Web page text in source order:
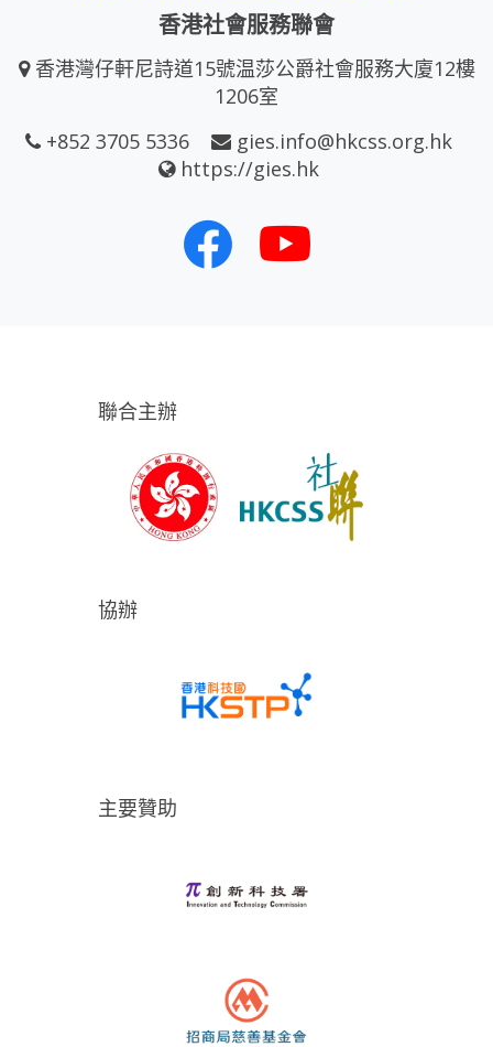
香港社會服務聯會
香港灣仔軒尼詩道15號温莎公爵社會服務大廈12樓
1206室
+852 3705 5336
gies.info@hkcss.org.hk
https://gies.hk
聯合主辦
協辦
主要贊助